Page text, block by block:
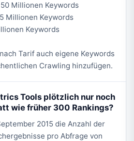
Millionen Keywords
Millionen Keywords
Keywords
Tarif auch eigene Keywords
Crawling hinzufügen.
Tools plötzlich nur noch
wie früher 300 Rankings?
2015 die Anzahl der
pro Abfrage von